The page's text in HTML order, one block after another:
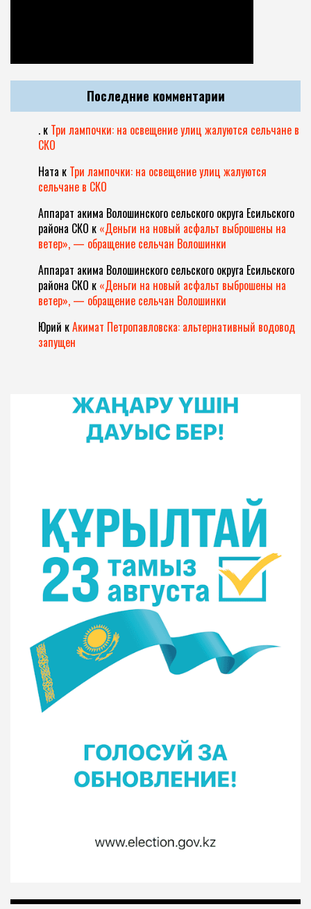
Последние комментарии
. к Три лампочки: на освещение улиц жалуются сельчане в
СКО
Ната к Три лампочки: на освещение улиц жалуются
сельчане в СКО
Аппарат акима Волошинского сельского округа Есильского
района СКО к «Деньги на новый асфальт выброшены на
ветер», — обращение сельчан Волошинки
Аппарат акима Волошинского сельского округа Есильского
района СКО к «Деньги на новый асфальт выброшены на
ветер», — обращение сельчан Волошинки
Юрий кАкимат Петропавловска: альтернативный водовод
запущен